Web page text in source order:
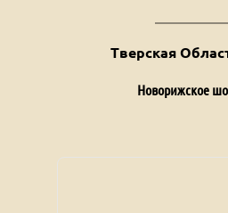
Тверская
Новорижское